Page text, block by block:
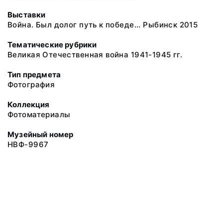
Выставки
Война. Был долог путь к победе... Рыбинск 2015
Тематические рубрики
Великая Отечественная война 1941-1945 гг.
Тип предмета
Фотография
Коллекция
Фотоматериалы
Музейный номер
НВФ-9967